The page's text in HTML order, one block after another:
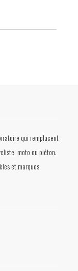
qui remplacent
moto ou piéton.
et marques